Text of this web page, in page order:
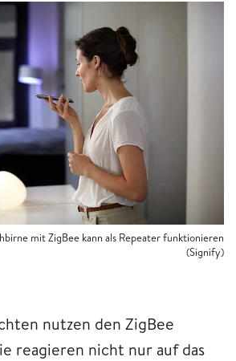
mit ZigBee kann als Repeater funktionieren
(Signify)
nutzen den ZigBee
reagieren nicht nur auf das